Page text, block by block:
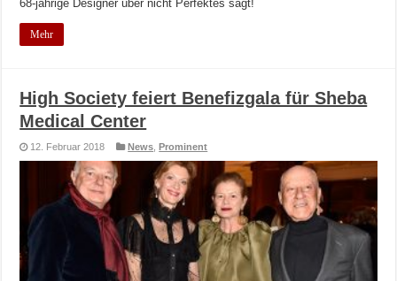
68-jährige Designer über nicht Perfektes sagt!
Mehr
High Society feiert Benefizgala für Sheba
Medical Center
12. Februar 2018 News ,Prominent